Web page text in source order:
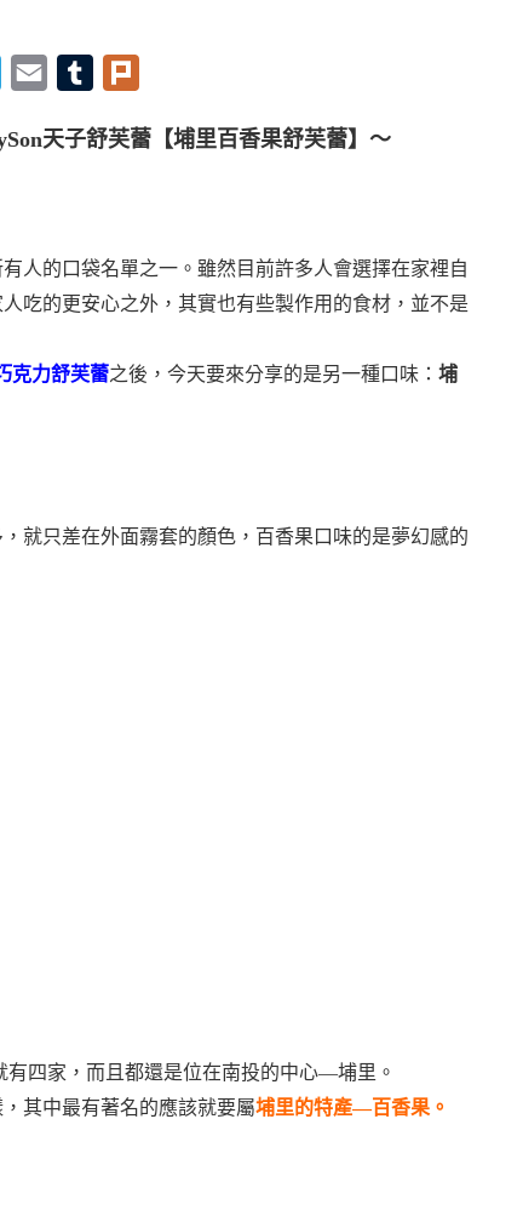
Telegram
Email Tumblr
天子舒芙蕾【埔里百香果舒芙蕾】～
人的口袋名單之一。 雖然目前許多人會選擇在家裡自
吃的更安心之外， 其實也有些製作用的食材，並不是
克力舒芙蕾之後， 今天要來分享的是另一種口味： 埔
就只差在外面霧套的顏色，百香果口味的是夢幻感的
四家， 而且都還是位在南投的中心—埔里。
其中最有著名的應該就要屬埔里的特產—百香果。